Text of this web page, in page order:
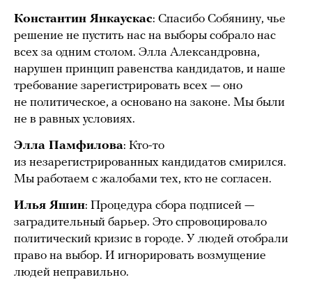
Константин Янкаускас: Спасибо Собянину, чье
решение не пустить нас на выборы собрало нас
всех за одним столом. Элла Александровна,
нарушен принцип равенства кандидатов, и наше
требование зарегистрировать всех — оно
не политическое, а основано на законе. Мы были
не в равных условиях.
Элла Памфилова: Кто-то
из незарегистрированных кандидатов смирился.
Мы работаем с жалобами тех, кто не согласен.
Илья Яшин: Процедура сбора подписей —
заградительный барьер. Это спровоцировало
политический кризис в городе. У людей отобрали
право на выбор. И игнорировать возмущение
людей неправильно.